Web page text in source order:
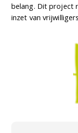
belang. Dit project
inzet van